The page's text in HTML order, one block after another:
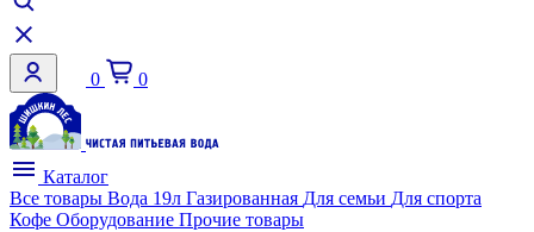
0 0
Каталог
Все товары Вода 19л Газированная Для семьи Для спорта
Кофе Оборудование Прочие товары